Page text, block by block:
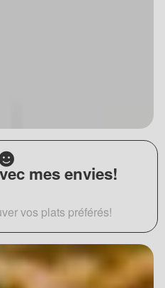
mes envies!
vos plats préférés!